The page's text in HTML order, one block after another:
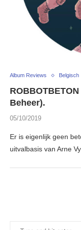
Album Reviews Belgisch
Beheer).
05/10/2019
Er is eigenlijk geen
uitvalbasis van Arne